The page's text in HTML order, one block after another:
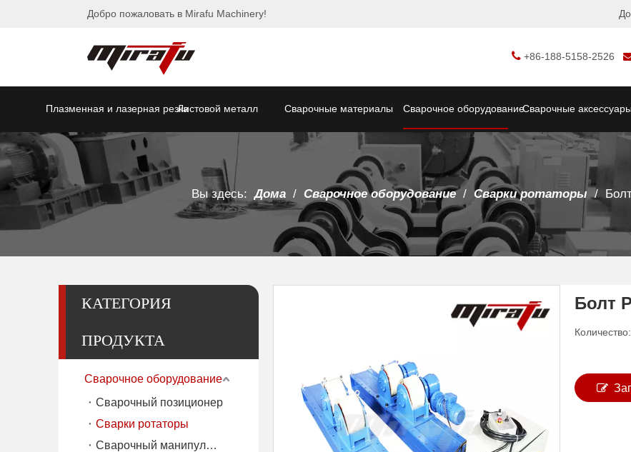
Добро пожаловать в Mirafu Machinery!
 +86-188-5158-2526
Плазменная и лазерная резкаЛистовой металл Сварочные материалы Сварочное оборудованиеСварочные аксессуары
Вы здесь: Дома / Сварочное оборудование / Сварки ротаторы /
КАТЕГОРИЯ
ПРОДУКТА
Сварочное оборудование
Сварочный позиционер
Сварки ротаторы
Сварочный манипулятор
Болт
Количество: